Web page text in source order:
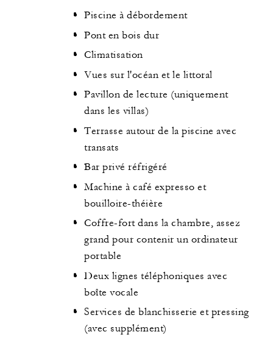
Piscine à débordement
Pont en bois dur
Climatisation
Vues sur l'océan et le littoral
Pavillon de lecture (uniquement
dans les villas)
Terrasse autour de la piscine avec
transats
Bar privé réfrigéré
Machine à café expresso et
bouilloire-théière
Coffre-fort dans la chambre, assez
grand pour contenir un ordinateur
portable
Deux lignes téléphoniques avec
boîte vocale
Services de blanchisserie et pressing
(avec supplément)